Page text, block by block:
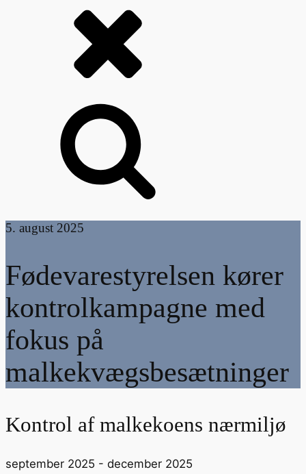
5. august 2025
Fødevarestyrelsen kører
kontrolkampagne med
fokus på
malkekvægsbesætninger
Kontrol af malkekoens nærmiljø
september 2025 - december 2025